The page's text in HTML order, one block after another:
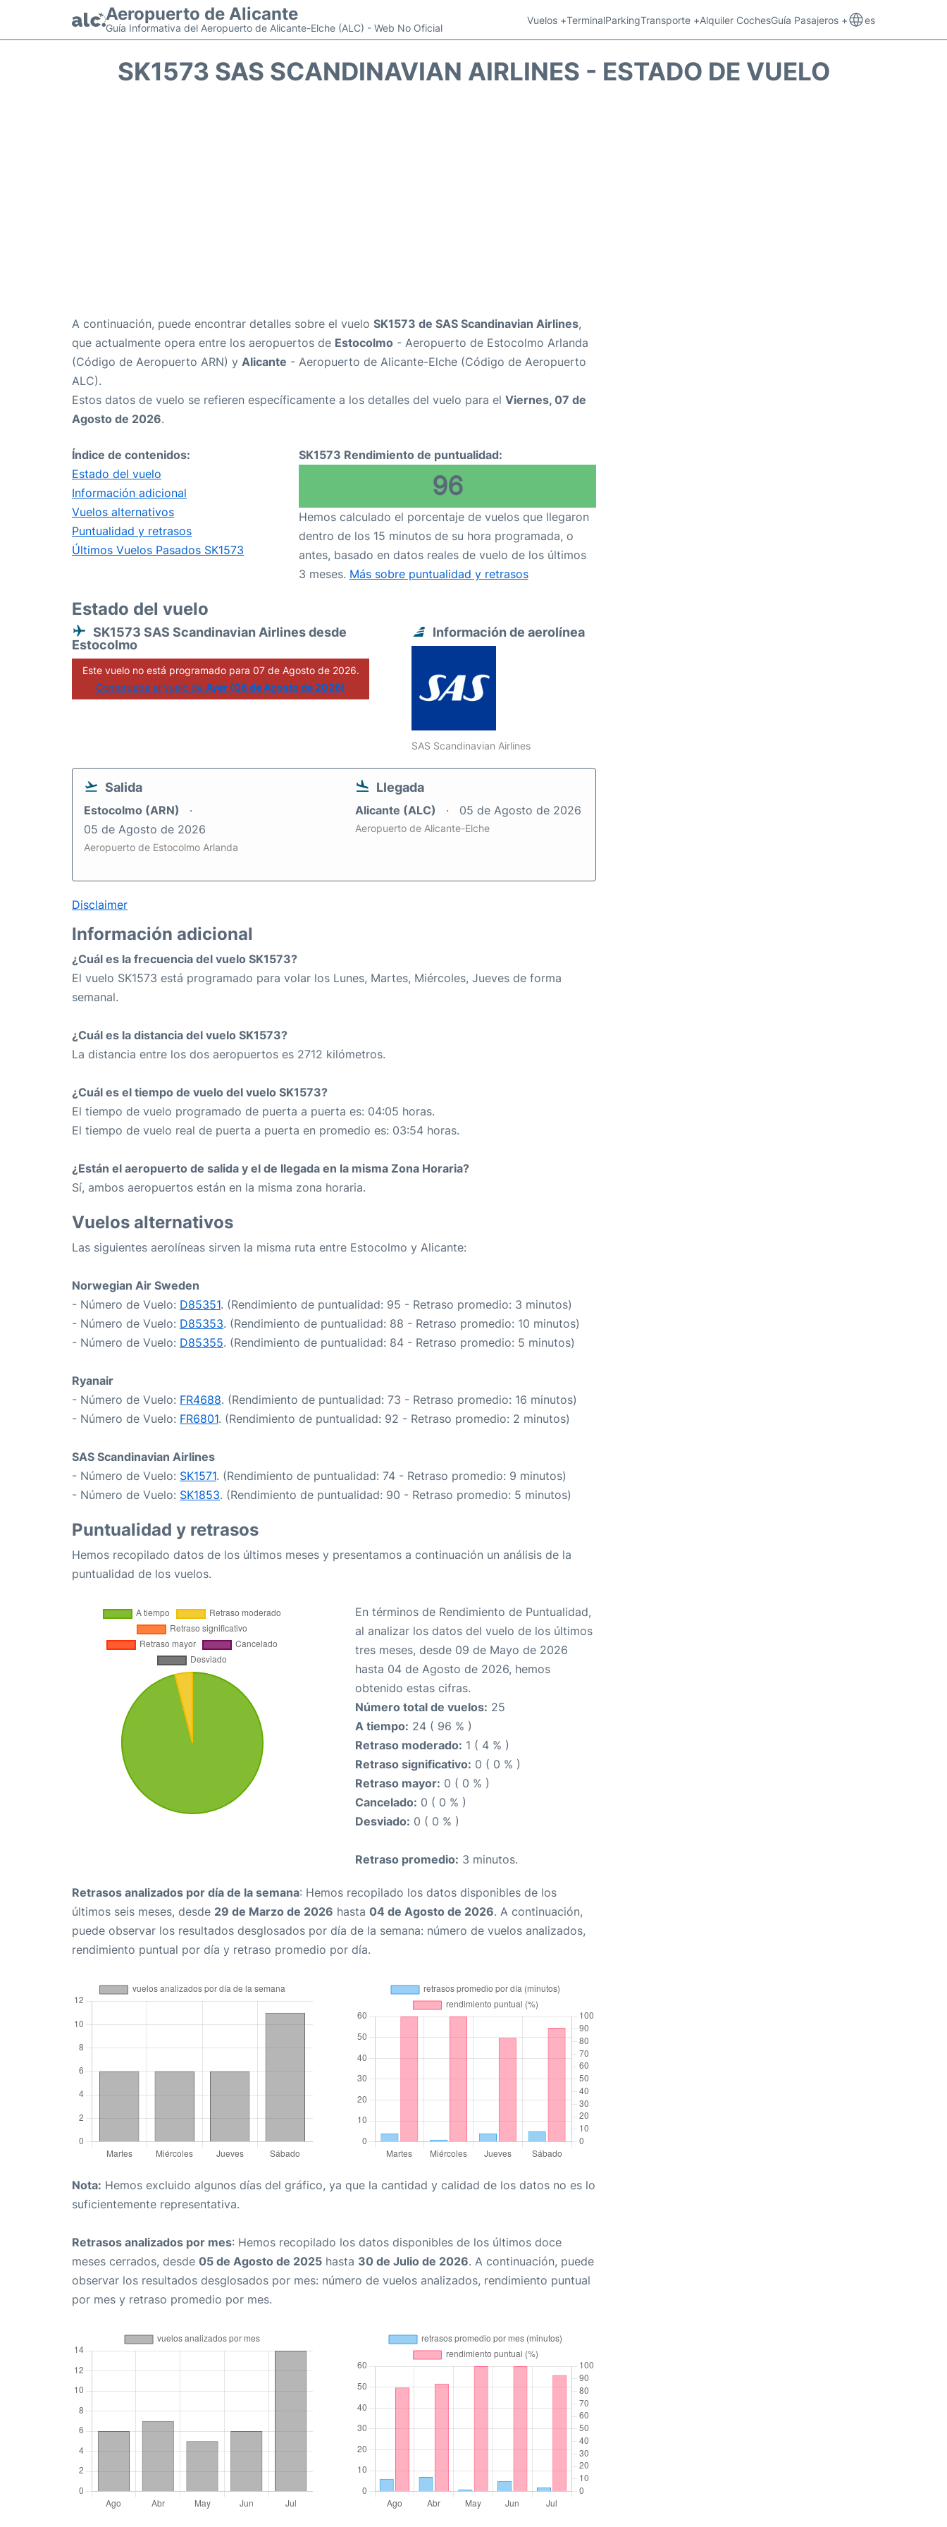
Aeropuerto de Alicante
Guía Informativa del Aeropuerto de Alicante-Elche (ALC) - Web No Oficial
Vuelos +TerminalParkingTransporte +Alquiler CochesGuía Pasajeros + es
SK1573 SAS SCANDINAVIAN AIRLINES - ESTADO DE VUELO
A continuación, puede encontrar detalles sobre el vuelo SK1573 de SAS Scandinavian Airlines,
que actualmente opera entre los aeropuertos de Estocolmo - Aeropuerto de Estocolmo Arlanda
(Código de Aeropuerto ARN) y Alicante - Aeropuerto de Alicante-Elche (Código de Aeropuerto
ALC).
Estos datos de vuelo se refieren específicamente a los detalles del vuelo para el Viernes, 07 de
Agosto de 2026.
Índice de contenidos:
Estado del vuelo
Información adicional
Vuelos alternativos
Puntualidad y retrasos
Últimos Vuelos Pasados SK1573
SK1573 Rendimiento de puntualidad:
96
Hemos calculado el porcentaje de vuelos que llegaron
dentro de los 15 minutos de su hora programada, o
antes, basado en datos reales de vuelo de los últimos
3 meses. Más sobre puntualidad y retrasos
Estado del vuelo
SK1573 SAS Scandinavian Airlines desde
Estocolmo
Este vuelo no está programado para 07 de Agosto de 2026.
Compruebe el vuelo deAyer (06 de Agosto de 2026)
Información de aerolínea
SAS Scandinavian Airlines
Salida
Estocolmo (ARN)
05 de Agosto de 2026
Aeropuerto de Estocolmo Arlanda
Llegada
Alicante (ALC) 05 de Agosto de 2026
Aeropuerto de Alicante-Elche
Disclaimer
Información adicional
¿Cuál es la frecuencia del vuelo SK1573?
El vuelo SK1573 está programado para volar los Lunes, Martes, Miércoles, Jueves de forma
semanal.
¿Cuál es la distancia del vuelo SK1573?
La distancia entre los dos aeropuertos es 2712 kilómetros.
¿Cuál es el tiempo de vuelo del vuelo SK1573?
El tiempo de vuelo programado de puerta a puerta es: 04:05 horas.
El tiempo de vuelo real de puerta a puerta en promedio es: 03:54 horas.
¿Están el aeropuerto de salida y el de llegada en la misma Zona Horaria?
Sí, ambos aeropuertos están en la misma zona horaria.
Vuelos alternativos
Las siguientes aerolíneas sirven la misma ruta entre Estocolmo y Alicante:
Norwegian Air Sweden
- Número de Vuelo: D85351. (Rendimiento de puntualidad: 95 - Retraso promedio: 3 minutos)
- Número de Vuelo: D85353. (Rendimiento de puntualidad: 88 - Retraso promedio: 10 minutos)
- Número de Vuelo: D85355. (Rendimiento de puntualidad: 84 - Retraso promedio: 5 minutos)
Ryanair
- Número de Vuelo: FR4688. (Rendimiento de puntualidad: 73 - Retraso promedio: 16 minutos)
- Número de Vuelo: FR6801. (Rendimiento de puntualidad: 92 - Retraso promedio: 2 minutos)
SAS Scandinavian Airlines
- Número de Vuelo: SK1571. (Rendimiento de puntualidad: 74 - Retraso promedio: 9 minutos)
- Número de Vuelo: SK1853. (Rendimiento de puntualidad: 90 - Retraso promedio: 5 minutos)
Puntualidad y retrasos
Hemos recopilado datos de los últimos meses y presentamos a continuación un análisis de la
puntualidad de los vuelos.
En términos de Rendimiento de Puntualidad,
al analizar los datos del vuelo de los últimos
tres meses, desde 09 de Mayo de 2026
hasta 04 de Agosto de 2026, hemos
obtenido estas cifras.
Número total de vuelos: 25
A tiempo: 24 ( 96 % )
Retraso moderado: 1 ( 4 % )
Retraso significativo: 0 ( 0 % )
Retraso mayor: 0 ( 0 % )
Cancelado: 0 ( 0 % )
Desviado: 0 ( 0 % )
Retraso promedio: 3 minutos.
Retrasos analizados por día de la semana: Hemos recopilado los datos disponibles de los
últimos seis meses, desde 29 de Marzo de 2026 hasta 04 de Agosto de 2026. A continuación,
puede observar los resultados desglosados por día de la semana: número de vuelos analizados,
rendimiento puntual por día y retraso promedio por día.
Nota: Hemos excluido algunos días del gráfico, ya que la cantidad y calidad de los datos no es lo
suficientemente representativa.
Retrasos analizados por mes: Hemos recopilado los datos disponibles de los últimos doce
meses cerrados, desde 05 de Agosto de 2025 hasta 30 de Julio de 2026. A continuación, puede
observar los resultados desglosados por mes: número de vuelos analizados, rendimiento puntual
por mes y retraso promedio por mes.